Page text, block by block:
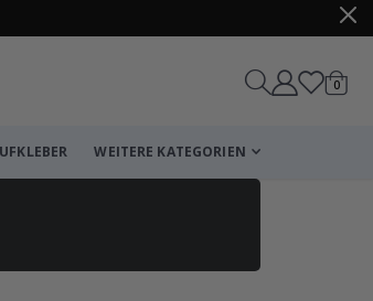
Wagen
0
WEITERE KATEGORIEN